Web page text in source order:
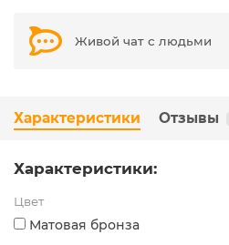
Живой чат с людьми
Характеристики Отзывы
Характеристики:
Цвет
Матовая бронза